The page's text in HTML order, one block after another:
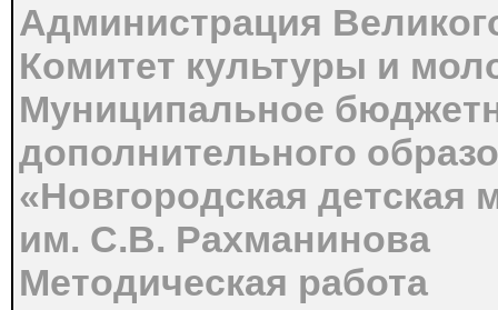
Администрация
Комитет культуры и
Муниципальное
дополнительного
«Новгородская
им. С.В. Рахманинова
Методическая работа